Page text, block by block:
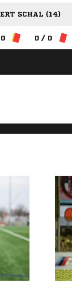
SCHAL (14)
0 / 0